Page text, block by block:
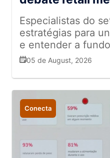
Especialistas do
estratégias para
e entender a
cliente
05 de August, 2026
Conecta